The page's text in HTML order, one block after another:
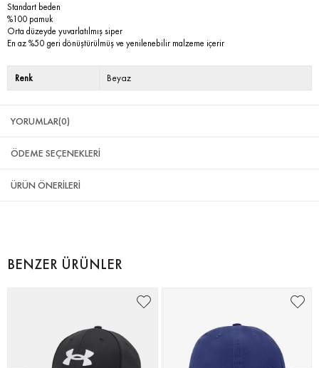
Standart beden
%100 pamuk
Orta düzeyde yuvarlatılmış siper
En az %50 geri dönüştürülmüş ve yenilenebilir malzeme içerir
Renk Beyaz
YORUMLAR(0)
ÖDEME SEÇENEKLERI
ÜRÜN ÖNERILERI
BENZER ÜRÜNLER